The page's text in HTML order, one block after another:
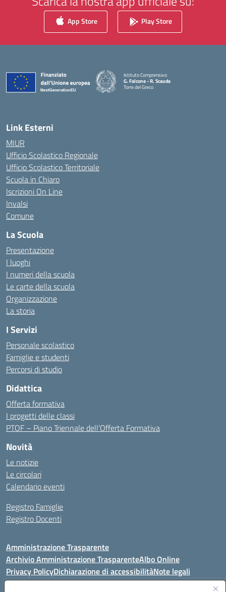
App Store Play Store
Istituto Comprensivo
G. Falcone - R. Scauda
Torre del Greco
Link Esterni
MIUR
Ufficio Scolastico Regionale
Ufficio Scolastico Territoriale
Scuola in Chiaro
Iscrizioni On Line
Invalsi
Comune
La Scuola
Presentazione
I luoghi
I numeri della scuola
Le carte della scuola
Organizzazione
La storia
I Servizi
Personale scolastico
Famiglie e studenti
Percorsi di studio
Didattica
Offerta formativa
I progetti delle classi
PTOF – Piano Triennale dell’Offerta Formativa
Novità
Le notizie
Le circolari
Calendario eventi
Registro Famiglie
Registro Docenti
Amministrazione Trasparente
Archivio Amministrazione TrasparenteAlbo Online
Privacy PolicyDichiarazione di accessibilitàNote legali